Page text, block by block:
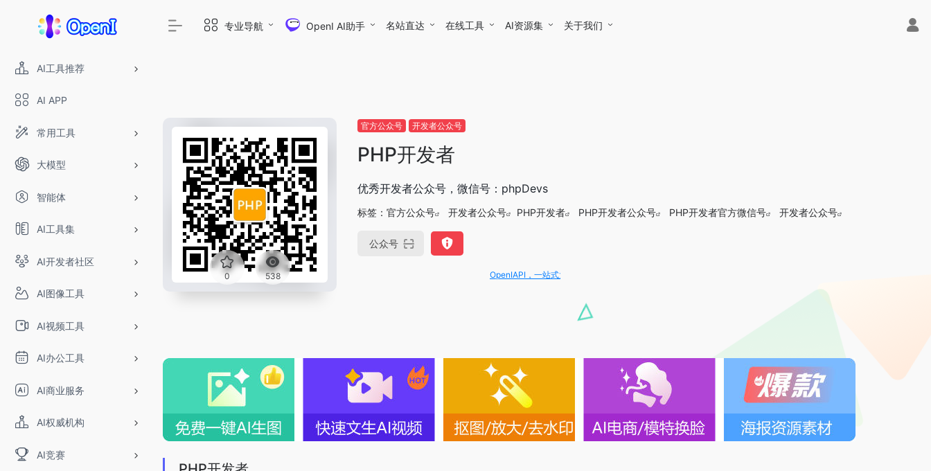
AI工具推荐
AI APP
常用工具
大模型
智能体
AI工具集
AI开发者社区
AI图像工具
AI视频工具
AI办公工具
AI商业服务
AI权威机构
AI竞赛
专业导航 OpenI AI助手 名站直达 在线工具 AI资源集 关于我们
0 538
官方公众号 开发者公众号
PHP开发者
优秀开发者公众号，微信号：phpDevs
标签： 官方公众号 开发者公众号 PHP开发者 PHP开发者公众号 PHP开发者官方微信号 开发者公众号
公众号
OpenIAPI，一站式大模型API聚合平台